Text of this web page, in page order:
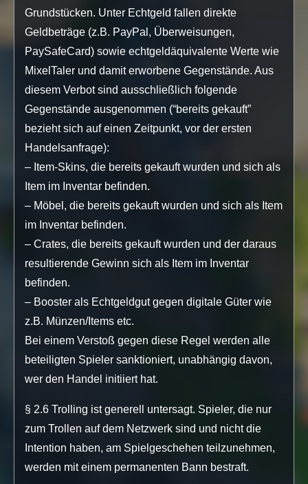
Grundstücken. Unter Echtgeld fallen direkte
Geldbeträge (z.B. PayPal, Überweisungen,
PaySafeCard) sowie echtgeldäquivalente Werte wie
MixelTaler und damit erworbene Gegenstände. Aus
diesem Verbot sind ausschließlich folgende
Gegenstände ausgenommen (“bereits gekauft”
bezieht sich auf einen Zeitpunkt, vor der ersten
Handelsanfrage):
– Item-Skins, die bereits gekauft wurden und sich als
Item im Inventar befinden.
– Möbel, die bereits gekauft wurden und sich als Item
im Inventar befinden.
– Crates, die bereits gekauft wurden und der daraus
resultierende Gewinn sich als Item im Inventar
befinden.
– Booster als Echtgeldgut gegen digitale Güter wie
z.B. Münzen/Items etc.
Bei einem Verstoß gegen diese Regel werden alle
beteiligten Spieler sanktioniert, unabhängig davon,
wer den Handel initiiert hat.
§ 2.6 Trolling ist generell untersagt. Spieler, die nur
zum Trollen auf dem Netzwerk sind und nicht die
Intention haben, am Spielgeschehen teilzunehmen,
werden mit einem permanenten Bann bestraft.